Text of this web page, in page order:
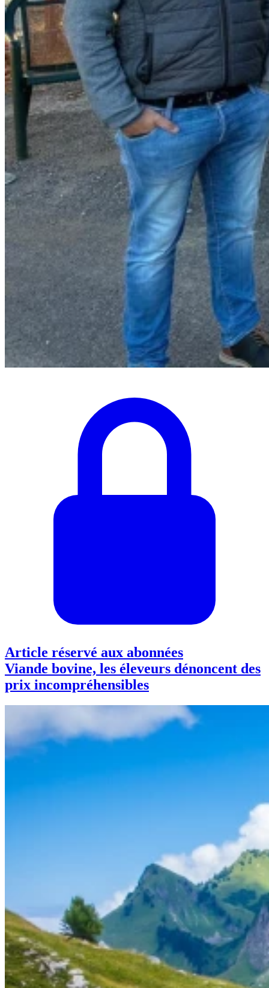
Article réservé aux abonnées
Viande bovine, les éleveurs dénoncent des
prix incompréhensibles